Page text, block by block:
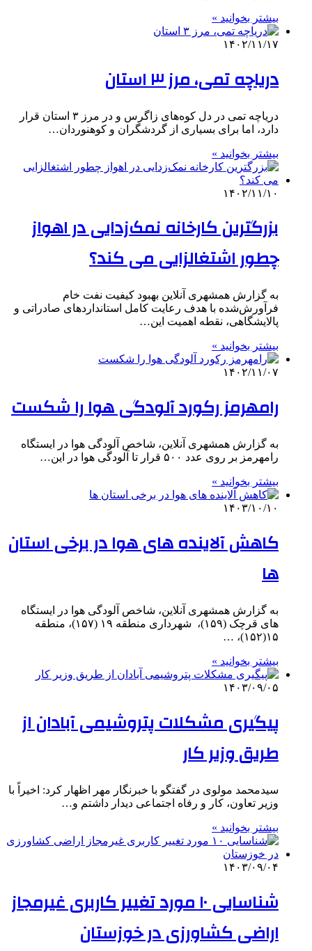
بیشتر بخوانید »
۱۴۰۲/۱۱/۱۷
دریاچه تمی، مرز ۳ استان
دریاچه تمی در دل کوه‌های زاگرس و در مرز ۳ استان قرار
دارد، اما برای بسیاری از گردشگران و کوهنوردان…
بیشتر بخوانید »
۱۴۰۲/۱۱/۱۰
بزرگترین کارخانه نمک‌زدایی در اهواز
چطور اشتغالزایی می کند؟
به گزارش همشهری ‌آنلاین بهبود کیفیت نفت خام
فرآورش‌شده با هدف رعایت کامل استانداردهای صادراتی و
پالایشگاهی، نقطه اهمیت این…
بیشتر بخوانید »
۱۴۰۲/۱۱/۰۷
رامهرمز رکورد آلودگی هوا را شکست
به گزارش همشهری آنلاین، شاخص آلودگی هوا در ایستگاه
رامهرمز بر روی عدد ۵۰۰ قرار تا آلودگی هوا در این…
بیشتر بخوانید »
۱۴۰۳/۱۰/۱۰
کاهش آلاینده های هوا در برخی استان
ها
به گزارش همشهری آنلاین، شاخص آلودگی هوا در ایستگاه
های قرچک (۱۵۹)، ‌ شهرداری منطقه ۱۹ (۱۵۷)، منطقه
۱۵(۱۵۲)، ‌…
بیشتر بخوانید »
۱۴۰۳/۰۹/۰۵
پیگیری مشکلات پتروشیمی آبادان از
طریق وزیر کار
سیدمحمد مولوی در گفتگو با خبرنگار مهر اظهار کرد: اخیراً با
وزیر تعاون، کار و رفاه اجتماعی دیدار داشتم و…
بیشتر بخوانید »
۱۴۰۳/۰۹/۰۴
شناسایی ۱۰ مورد تغییر کاربری غیرمجاز
اراضی کشاورزی در خوزستان